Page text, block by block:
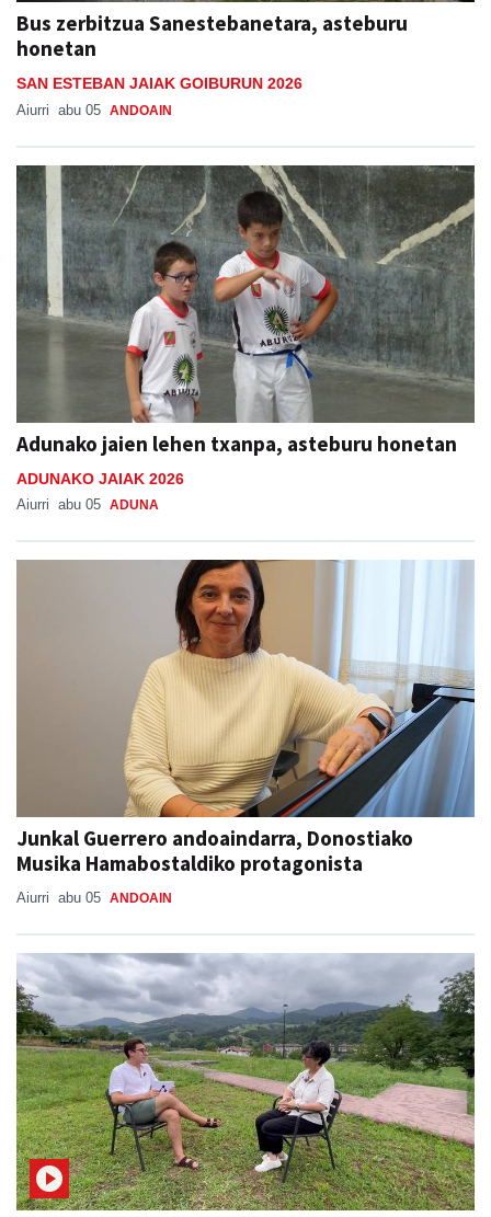
Bus zerbitzua Sanestebanetara, asteburu
honetan
SAN ESTEBAN JAIAK GOIBURUN 2026
Aiurri abu 05 ANDOAIN
Adunako jaien lehen txanpa, asteburu honetan
ADUNAKO JAIAK 2026
Aiurri abu 05 ADUNA
Junkal Guerrero andoaindarra, Donostiako
Musika Hamabostaldiko protagonista
Aiurri abu 05 ANDOAIN